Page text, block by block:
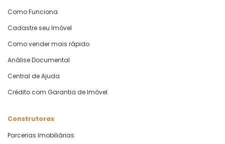
Como Funciona
Cadastre seu Imóvel
Como vender mais rápido
Análise Documental
Central de Ajuda
Crédito com Garantia de Imóvel
Construtoras
Parcerias Imobiliárias